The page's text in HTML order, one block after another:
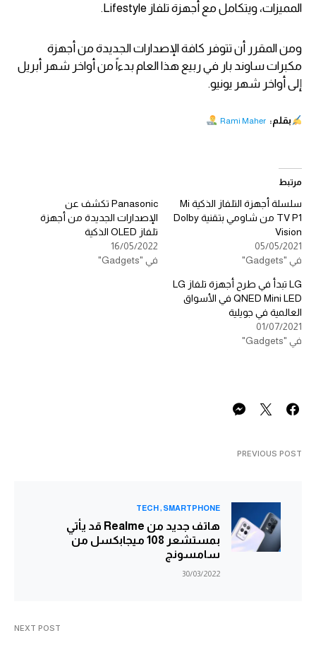
المميزات، ويتكامل مع أجهزة تلفاز Lifestyle.
ومن المقرر أن تتوفر كافة الإصدارات الجديدة من أجهزة
مكبرات ساوند بار في ربيع هذا العام بدءاً من أواخر شهر أبريل
إلى أواخر شهر يونيو.
بقلم: Rami Maher
مرتبط
سلسلة أجهزة التلفاز الذكية Mi
TV P1 من شاومي بتقنية Dolby
Vision
05/05/2021
في "Gadgets"
Panasonic تكشف عن
الإصدارات الجديدة من أجهزة
تلفاز OLED الذكية
16/05/2022
في "Gadgets"
LG تبدأ في طرح أجهزة تلفاز LG
QNED Mini LED في الأسواق
العالمية في جويلية
01/07/2021
في "Gadgets"
PREVIOUS POST
SMARTPHONE
TECH
هاتف جديد من Realme قد يأتي
بمستشعر 108 ميجابكسل من
سامسونج
30/03/2022
NEXT POST